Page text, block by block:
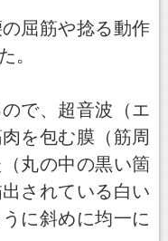
屈筋や捻る動作
。
で、超音波（エ
を包む膜（筋周
丸の中の黒い箇
されている白い
に斜めに均一に